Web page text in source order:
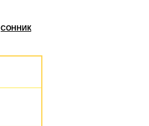
СОННИК